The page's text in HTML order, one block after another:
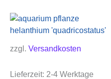
zzgl. Versandkosten
Lieferzeit: 2-4 Werktage